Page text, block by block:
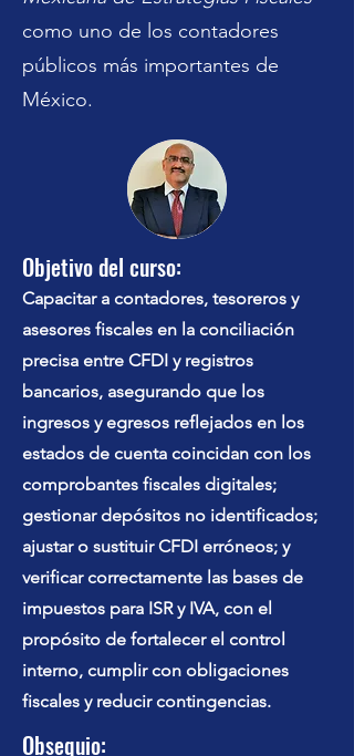
como uno de los contadores
públicos más importantes de
México.
Objetivo del curso:
Capacitar a contadores, tesoreros y
asesores fiscales en la conciliación
precisa entre CFDI y registros
bancarios, asegurando que los
ingresos y egresos reflejados en los
estados de cuenta coincidan con los
comprobantes fiscales digitales;
gestionar depósitos no identificados;
ajustar o sustituir CFDI erróneos; y
verificar correctamente las bases de
impuestos para ISR y IVA, con el
propósito de fortalecer el control
interno, cumplir con obligaciones
fiscales y reducir contingencias.
Obsequio: